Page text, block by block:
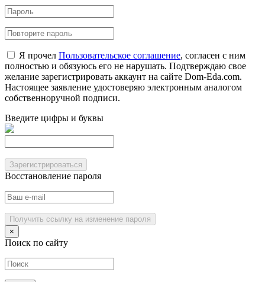
Я прочел Пользовательское соглашение, согласен с ним
полностью и обязуюсь его не нарушать. Подтверждаю свое
желание зарегистрировать аккаунт на сайте Dom-Eda.com.
Настоящее заявление удостоверяю электронным аналогом
собственноручной подписи.
Введите цифры и буквы
Зарегистрироваться
Восстановление пароля
Получить ссылку на изменение пароля
×
Поиск по сайту